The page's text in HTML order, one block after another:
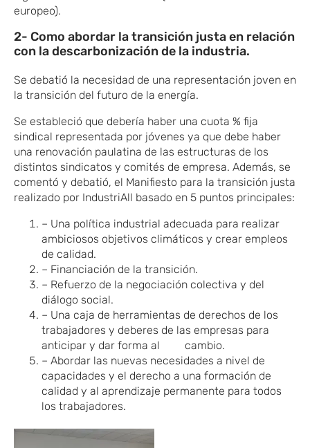
europeo).
2- Como abordar la transición justa en relación
con la descarbonización de la industria.
Se debatió la necesidad de una representación joven en
la transición del futuro de la energía.
Se estableció que debería haber una cuota % fija
sindical representada por jóvenes ya que debe haber
una renovación paulatina de las estructuras de los
distintos sindicatos y comités de empresa. Además, se
comentó y debatió, el Manifiesto para la transición justa
realizado por IndustriAll basado en 5 puntos principales:
– Una política industrial adecuada para realizar
ambiciosos objetivos climáticos y crear empleos
de calidad.
– Financiación de la transición.
– Refuerzo de la negociación colectiva y del
diálogo social.
– Una caja de herramientas de derechos de los
trabajadores y deberes de las empresas para
anticipar y dar forma al cambio.
– Abordar las nuevas necesidades a nivel de
capacidades y el derecho a una formación de
calidad y al aprendizaje permanente para todos
los trabajadores.